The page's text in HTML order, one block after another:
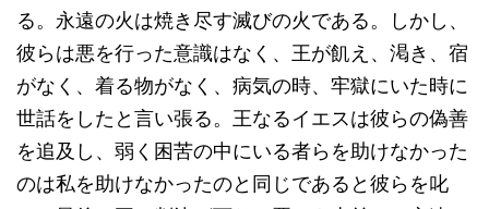
る。永遠の火は焼き尽す滅びの火である。しかし、
彼らは悪を行った意識はなく、王が飢え、渇き、宿
がなく、着る物がなく、病気の時、牢獄にいた時に
世話をしたと言い張る。王なるイエスは彼らの偽善
を追及し、弱く困苦の中にいる者らを助けなかった
のは私を助けなかったのと同じであると彼らを叱